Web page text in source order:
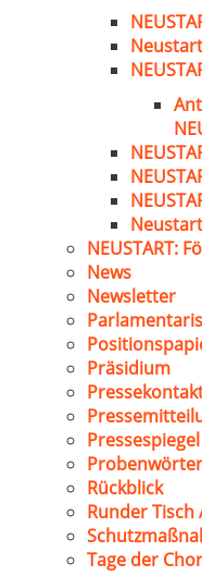
NEUSTART:
News
Newsletter
Präsidium
Pressespiegel
Rückblick
Runder
Tage der